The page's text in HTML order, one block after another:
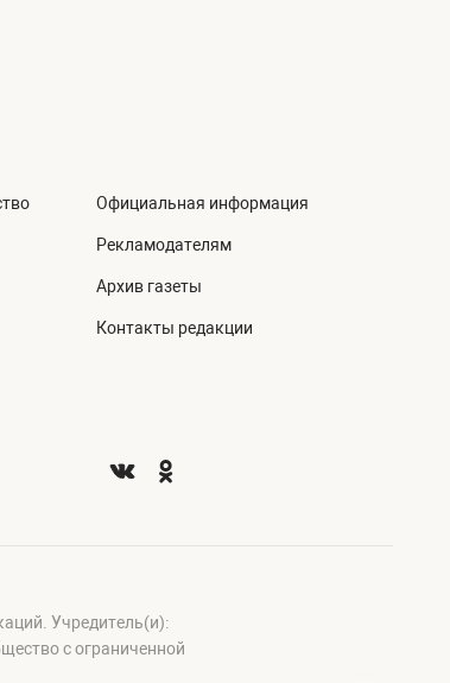
Официальная информация
Рекламодателям
Архив газеты
Контакты редакции
Учредитель(и):
с ограниченной